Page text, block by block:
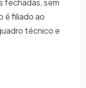
fechadas, sem
é filiado ao
técnico e